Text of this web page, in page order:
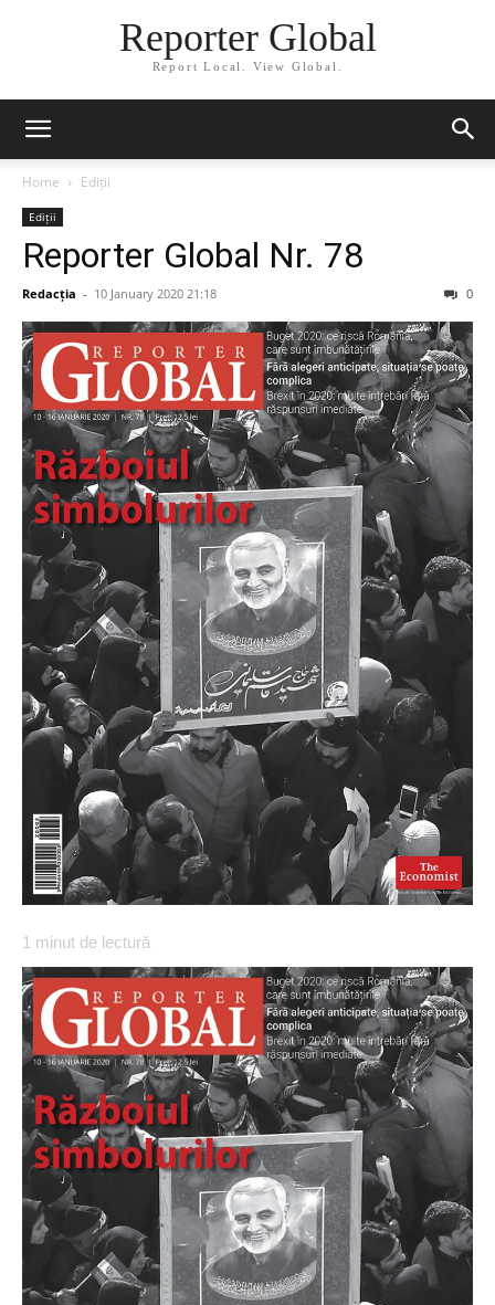
Reporter Global
Report Local. View Global.
Home Ediții
Ediții
Reporter Global Nr. 78
Redacția - 10 January 2020 21:18 0
1 minut de lectură